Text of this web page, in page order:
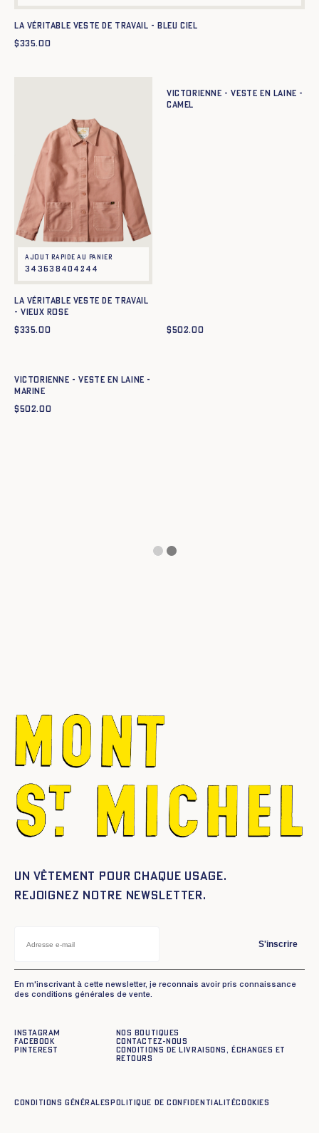
La Véritable Veste de Travail - BLEU CIEL
$335.00
Ajout rapide au panier
34 3638 40 42 44
La Véritable Veste de Travail
- VIEUX ROSE
$335.00
Victorienne - Veste en laine -
CAMEL
$502.00
Victorienne - Veste en laine -
MARINE
$502.00
Un vêtement pour chaque usage.
Rejoignez notre newsletter.
S'inscrire
En m'inscrivant à cette newsletter, je reconnais avoir pris connaissance
des conditions générales de vente.
Instagram
Facebook
Pinterest
Nos boutiques
Contactez-nous
Conditions de livraisons, échanges et
retours
Conditions générales Politique de confidentialitéCookies